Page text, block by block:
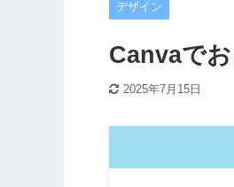
デザイン
Canvaで
2025年7月15日